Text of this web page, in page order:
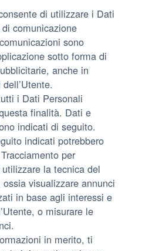
di utilizzare i Dati
comunicazione
sono
sotto forma di
anche in
i Dati Personali
finalità. Dati e
indicati di seguito.
indicati potrebbero
per
la tecnica del
visualizzare annunci
in base agli interessi e
o misurare le
in merito, ti